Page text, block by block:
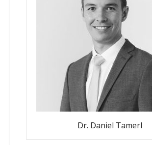
Dr. Daniel Tamerl